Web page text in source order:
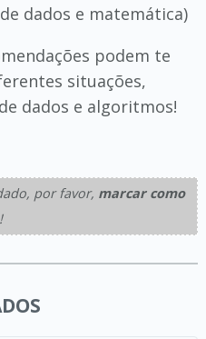
dados e matemática)
podem te
situações,
dados e algoritmos!
por favor, marcar como